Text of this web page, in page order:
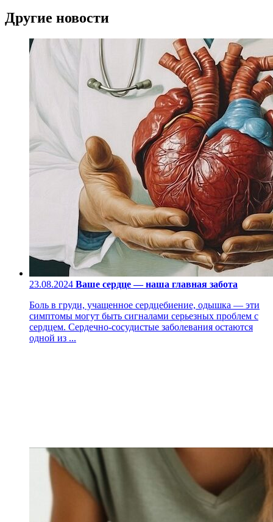
Другие новости
23.08.2024 Ваше сердце — наша главная забота
Боль в груди, учащенное сердцебиение, одышка — эти
симптомы могут быть сигналами серьезных проблем с
сердцем. Сердечно-сосудистые заболевания остаются
одной из ...